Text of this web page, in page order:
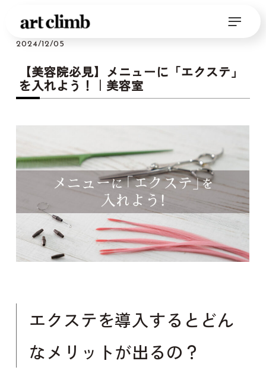
2024/12/05
【美容院必見】メニューに「エクステ」
を入れよう！｜美容室
エクステを導入するとどん
なメリットが出るの？